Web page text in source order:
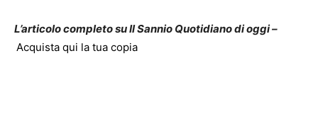
L’articolo completo su Il Sannio Quotidiano di oggi –
Acquista qui la tua copia